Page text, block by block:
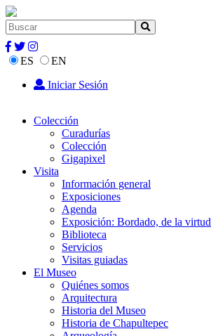
ES
EN
Iniciar Sesión
Colección
Curadurías
Colección
Gigapixel
Visita
Información general
Exposiciones
Agenda
Exposición: Bordado, de la virtud
Biblioteca
Servicios
Visitas guiadas
El Museo
Quiénes somos
Arquitectura
Historia del Museo
Historia de Chapultepec